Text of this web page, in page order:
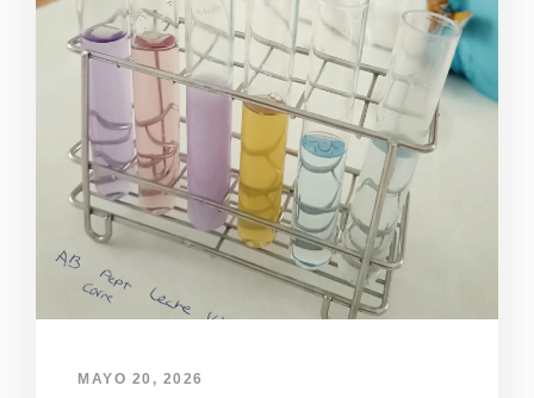
MAYO 20, 2026